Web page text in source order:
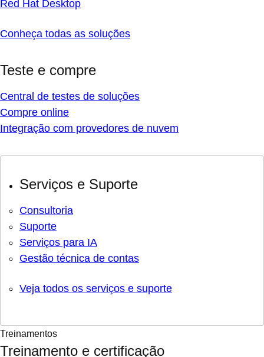
Red Hat Desktop
Conheça todas as soluções
Teste e compre
Central de testes de soluções
Compre online
Integração com provedores de nuvem
Serviços e Suporte
Consultoria
Suporte
Serviços para IA
Gestão técnica de contas
Veja todos os serviços e suporte
Treinamentos
Treinamento e certificação